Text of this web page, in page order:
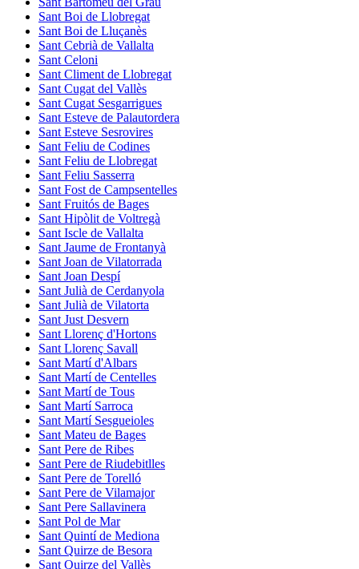
Sant Boi de Llobregat
Sant Boi de Lluçanès
Sant Cebrià de Vallalta
Sant Celoni
Sant Climent de Llobregat
Sant Cugat del Vallès
Sant Cugat Sesgarrigues
Sant Esteve de Palautordera
Sant Esteve Sesrovires
Sant Feliu de Codines
Sant Feliu de Llobregat
Sant Feliu Sasserra
Sant Fost de Campsentelles
Sant Fruitós de Bages
Sant Hipòlit de Voltregà
Sant Iscle de Vallalta
Sant Jaume de Frontanyà
Sant Joan de Vilatorrada
Sant Joan Despí
Sant Julià de Cerdanyola
Sant Julià de Vilatorta
Sant Just Desvern
Sant Llorenç d'Hortons
Sant Llorenç Savall
Sant Martí d'Albars
Sant Martí de Centelles
Sant Martí de Tous
Sant Martí Sarroca
Sant Martí Sesgueioles
Sant Mateu de Bages
Sant Pere de Ribes
Sant Pere de Riudebitlles
Sant Pere de Torelló
Sant Pere de Vilamajor
Sant Pere Sallavinera
Sant Pol de Mar
Sant Quintí de Mediona
Sant Quirze de Besora
Sant Quirze del Vallès